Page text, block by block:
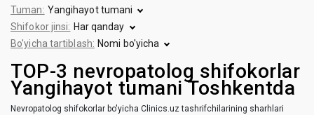
Tuman: Yangihayot tumani
Shifokor jinsi: Har qanday
Bo'yicha tartiblash: Nomi bo'yicha
TOP-3 nevropatolog shifokorlar
Yangihayot tumani Toshkentda
Nevropatolog shifokorlar bo'yicha Clinics.uz tashrifchilarining sharhlari